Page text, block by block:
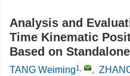
Analysis and
Time Kinematic
Based on
TANG Weiming1, ,